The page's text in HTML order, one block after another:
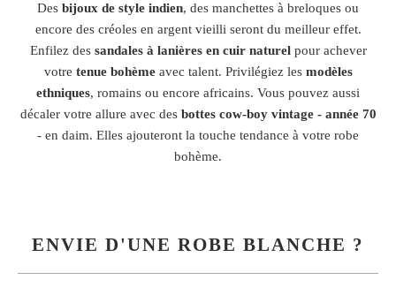
Des bijoux de style indien, des manchettes à breloques ou
encore des créoles en argent vieilli seront du meilleur effet.
Enfilez des sandales à lanières en cuir naturelpour achever
votre tenue bohèmeavec talent. Privilégiez les modèles
ethniques, romains ou encore africains. Vous pouvez aussi
décaler votre allure avec des bottes cow-boy vintage - année 70
- en daim. Elles ajouteront la touche tendance à votre robe
bohème.
ENVIE D'UNE ROBE BLANCHE ?